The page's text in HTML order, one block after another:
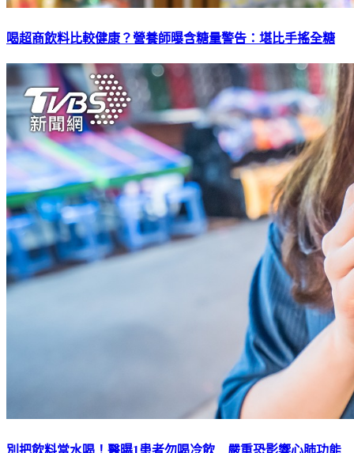
喝超商飲料比較健康？營養師曝含糖量警告：堪比手搖全糖
別把飲料當水喝！醫曝1患者勿喝冷飲 嚴重恐影響心肺功能